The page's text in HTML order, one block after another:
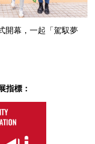
開幕，一起「駕馭夢
指標：